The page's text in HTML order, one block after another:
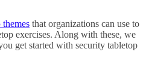
that organizations can use to
exercises. Along with these, we
get started with security tabletop